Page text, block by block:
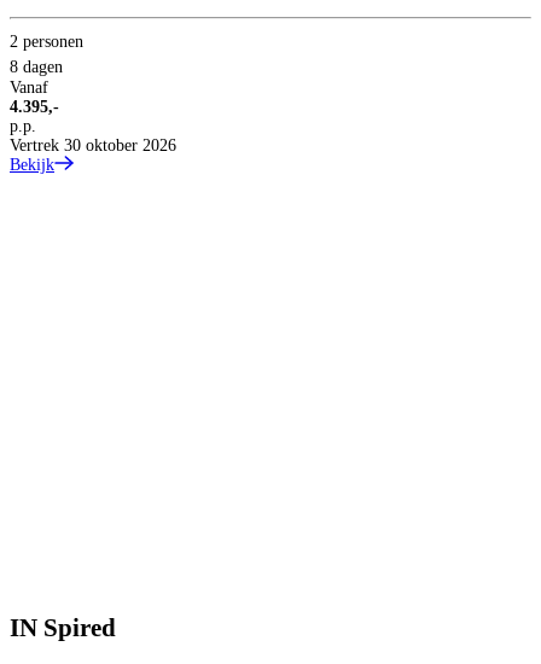
2 personen
8 dagen
Vanaf
4.395,-
p.p.
Vertrek 30 oktober 2026
Bekijk
IN Spired